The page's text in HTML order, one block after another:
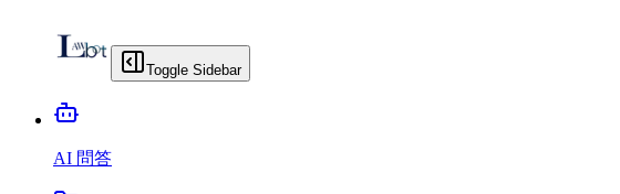
Toggle Sidebar
AI 問答